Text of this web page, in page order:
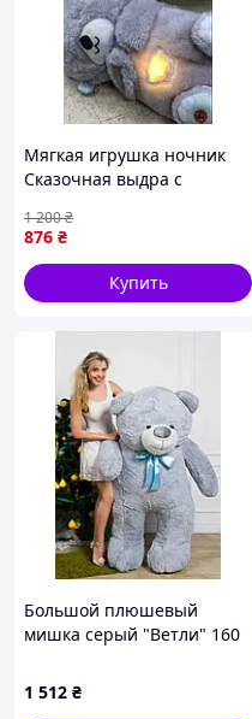
Мягкая игрушка ночник
Сказочная выдра с
режима MA 2118 (100)
876 ₴
1 200₴
Купить
Большой плюшевый
мишка серый "Ветли" 160
Медведь, Большая Мягкая
игрушка 1.6 м
1 512 ₴